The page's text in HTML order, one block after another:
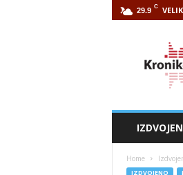
29.9 C
Home
IZDVOJENO